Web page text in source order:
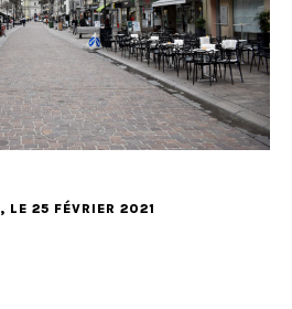
, LE 25 FÉVRIER 2021